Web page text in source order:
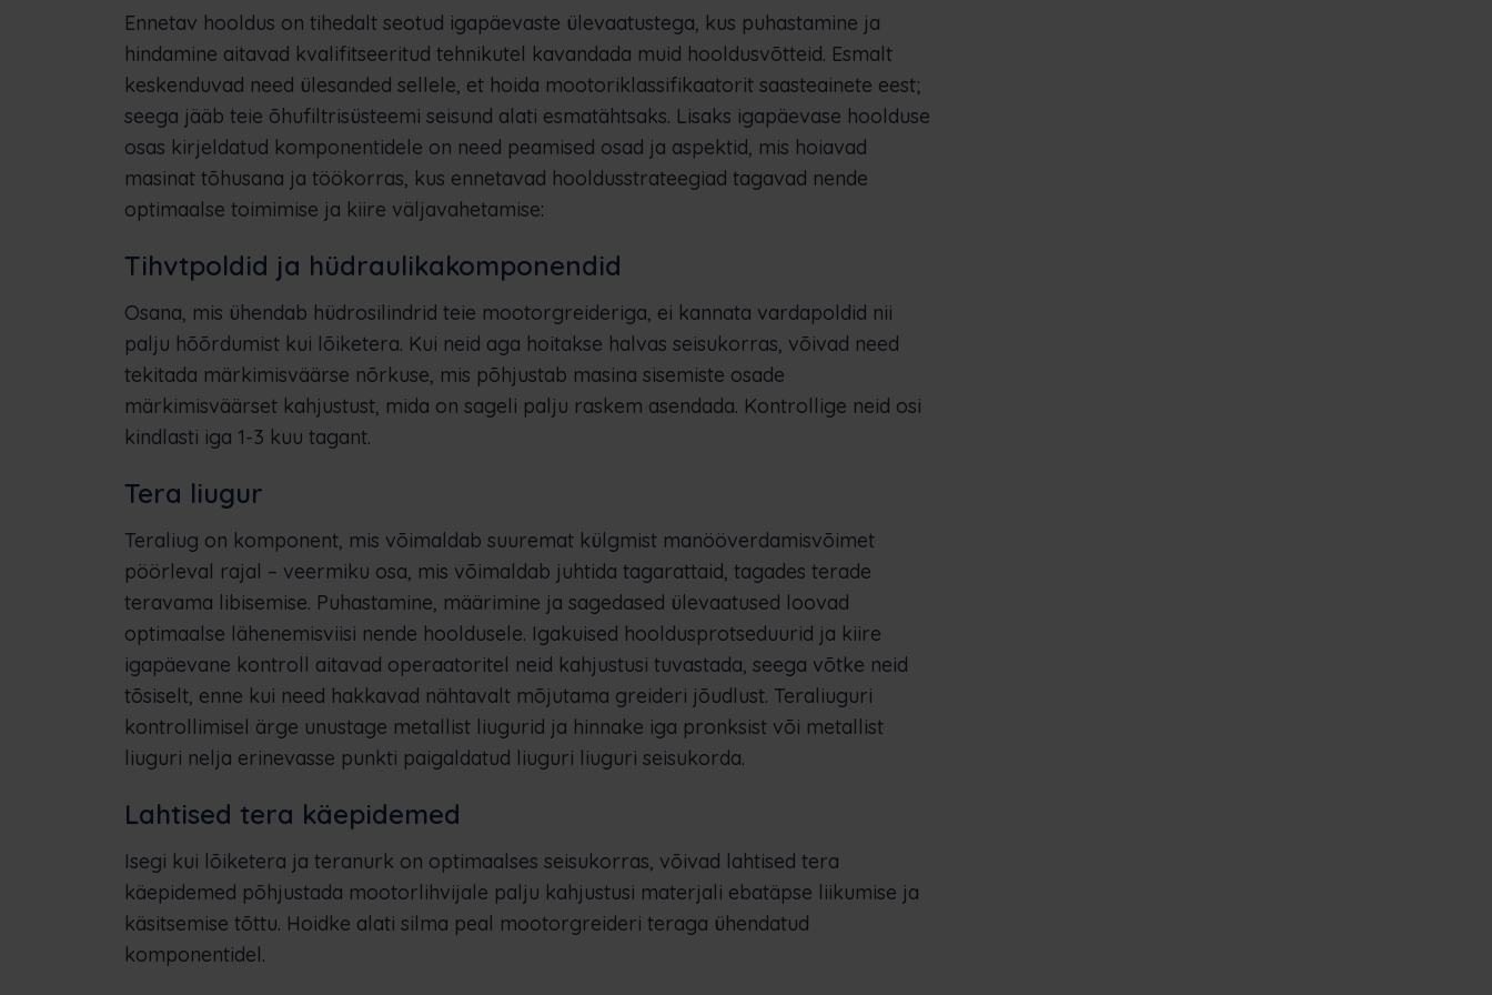
Ennetav hooldus on tihedalt seotud igapäevaste ülevaatustega, kus puhastamine ja
hindamine aitavad kvalifitseeritud tehnikutel kavandada muid hooldusvõtteid. Esmalt
keskenduvad need ülesanded sellele, et hoida mootoriklassifikaatorit saasteainete eest;
seega jääb teie õhufiltrisüsteemi seisund alati esmatähtsaks. Lisaks igapäevase hoolduse
osas kirjeldatud komponentidele on need peamised osad ja aspektid, mis hoiavad
masinat tõhusana ja töökorras, kus ennetavad hooldusstrateegiad tagavad nende
optimaalse toimimise ja kiire väljavahetamise:
Tihvtpoldid ja hüdraulikakomponendid
Osana, mis ühendab hüdrosilindrid teie mootorgreideriga, ei kannata vardapoldid nii
palju hõõrdumist kui lõiketera. Kui neid aga hoitakse halvas seisukorras, võivad need
tekitada märkimisväärse nõrkuse, mis põhjustab masina sisemiste osade
märkimisväärset kahjustust, mida on sageli palju raskem asendada. Kontrollige neid osi
kindlasti iga 1-3 kuu tagant.
Tera liugur
Teraliug on komponent, mis võimaldab suuremat külgmist manööverdamisvõimet
pöörleval rajal – veermiku osa, mis võimaldab juhtida tagarattaid, tagades terade
teravama libisemise. Puhastamine, määrimine ja sagedased ülevaatused loovad
optimaalse lähenemisviisi nende hooldusele. Igakuised hooldusprotseduurid ja kiire
igapäevane kontroll aitavad operaatoritel neid kahjustusi tuvastada, seega võtke neid
tõsiselt, enne kui need hakkavad nähtavalt mõjutama greideri jõudlust. Teraliuguri
kontrollimisel ärge unustage metallist liugurid ja hinnake iga pronksist või metallist
liuguri nelja erinevasse punkti paigaldatud liuguri liuguri seisukorda.
Lahtised tera käepidemed
Isegi kui lõiketera ja teranurk on optimaalses seisukorras, võivad lahtised tera
käepidemed põhjustada mootorlihvijale palju kahjustusi materjali ebatäpse liikumise ja
käsitsemise tõttu. Hoidke alati silma peal mootorgreideri teraga ühendatud
komponentidel.